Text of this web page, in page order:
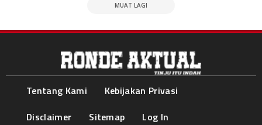
MUAT LAGI
Tentang Kami
Kebijakan Privasi
Disclaimer
Sitemap
Log In